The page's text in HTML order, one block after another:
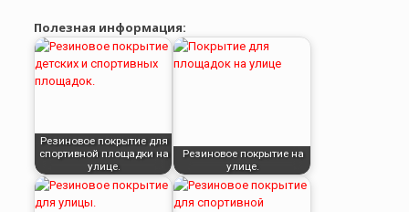
Полезная информация:
Резиновое покрытие для
спортивной площадки на
улице.
Резиновое покрытие на
улице.